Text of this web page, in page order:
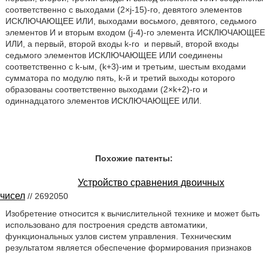
соответственно с выходами (2×j-15)-го, девятого элементов
ИСКЛЮЧАЮЩЕЕ ИЛИ, выходами восьмого, девятого, седьмого
элементов И и вторым входом (j-4)-го элемента ИСКЛЮЧАЮЩЕЕ
ИЛИ, а первый, второй входы k-го и первый, второй входы
седьмого элементов ИСКЛЮЧАЮЩЕЕ ИЛИ соединены
соответственно с k-ым, (k+3)-им и третьим, шестым входами
сумматора по модулю пять, k-й и третий выходы которого
образованы соответственно выходами (2×k+2)-го и
одиннадцатого элементов ИСКЛЮЧАЮЩЕЕ ИЛИ.
Похожие патенты:
Устройство сравнения двоичных
чисел // 2692050
Изобретение относится к вычислительной технике и может быть
использовано для построения средств автоматики,
функциональных узлов систем управления. Техническим
результатом является обеспечение формирования признаков